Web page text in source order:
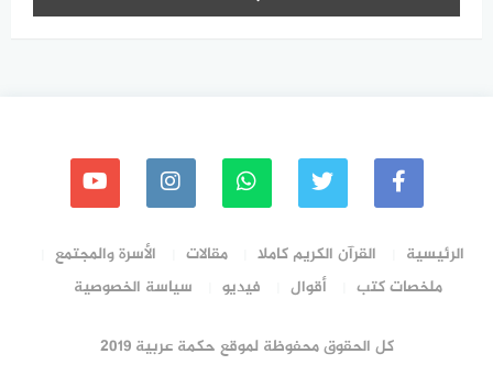
الرئيسية القرآن الكريم كاملا مقالات
الأسرة والمجتمع
ملخصات كتب
أقوال فيديو سياسة الخصوصية
كل الحقوق محفوظة لموقع حكمة عربية 2019